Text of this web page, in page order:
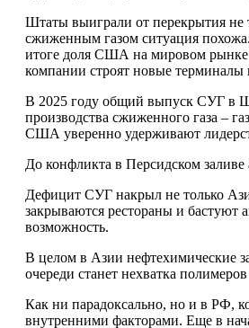
Штаты выиграли от перекрытия не
сжиженным газом ситуация
итоге доля США на мировом рынке
компании строят новые терминалы
В 2025 году общий выпуск СУГ в
производства сжиженного газа –
США уверенно удерживают
До конфликта в Персидском
Дефицит СУГ накрыл не только
закрываются рестораны и бастуют
возможность.
В целом в Азии нефтехимические
очереди станет нехватка
Как ни парадоксально, но и в РФ,
внутренними факторами. Еще в